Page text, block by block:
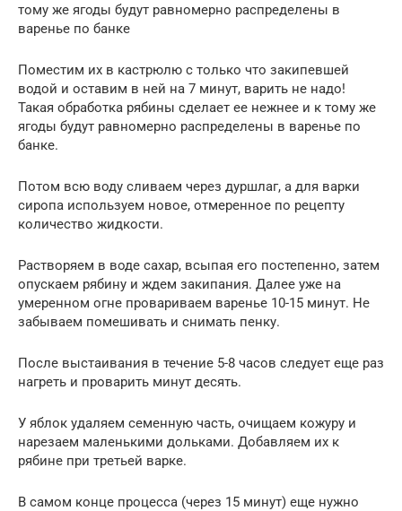
тому же ягоды будут равномерно распределены в
варенье по банке
Поместим их в кастрюлю с только что закипевшей
водой и оставим в ней на 7 минут, варить не надо!
Такая обработка рябины сделает ее нежнее и к тому же
ягоды будут равномерно распределены в варенье по
банке.
Потом всю воду сливаем через дуршлаг, а для варки
сиропа используем новое, отмеренное по рецепту
количество жидкости.
Растворяем в воде сахар, всыпая его постепенно, затем
опускаем рябину и ждем закипания. Далее уже на
умеренном огне провариваем варенье 10-15 минут. Не
забываем помешивать и снимать пенку.
После выстаивания в течение 5-8 часов следует еще раз
нагреть и проварить минут десять.
У яблок удаляем семенную часть, очищаем кожуру и
нарезаем маленькими дольками. Добавляем их к
рябине при третьей варке.
В самом конце процесса (через 15 минут) еще нужно